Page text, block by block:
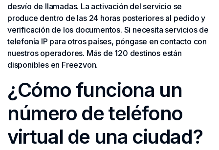
desvío de llamadas. La activación del servicio se
produce dentro de las 24 horas posteriores al pedido y
verificación de los documentos. Si necesita servicios de
telefonía IP para otros países, póngase en contacto con
nuestros operadores. Más de 120 destinos están
disponibles en Freezvon.
¿Cómo funciona un
número de teléfono
virtual de una ciudad?